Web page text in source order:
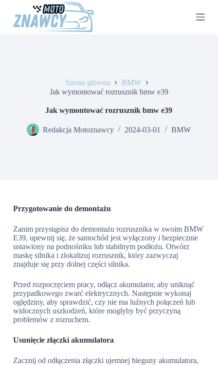
Strona główna
BMW
Jak wymontować rozrusznik bmw e39
Jak wymontować rozrusznik bmw e39
Redakcja Motoznawcy 2024-03-01 BMW
Przygotowanie do demontażu
Zanim przystąpisz do demontażu rozrusznika w swoim BMW
E39, upewnij się, że samochód jest wyłączony i bezpiecznie
ustawiony na podnośniku lub stabilnym podłożu. Otwórz
maskę silnika i zlokalizuj rozrusznik, który zazwyczaj
znajduje się przy dolnej części silnika.
Przed rozpoczęciem pracy, odłącz akumulator, aby uniknąć
przypadkowego zwarć elektrycznych. Następnie wykonaj
oględziny, aby sprawdzić, czy nie ma luźnych połączeń lub
widocznych uszkodzeń, które mogłyby być przyczyną
problemów z rozruchem.
Usunięcie złączki akumulatora
Zacznij od odłączenia złączki ujemnej bieguny akumulatora,